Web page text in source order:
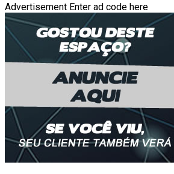
Advertisement Enter ad code here